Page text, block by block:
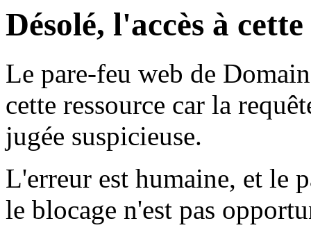
Désolé, l'accès à
Le pare-feu web de
cette ressource car la
jugée suspicieuse.
L'erreur est humaine, et le
le blocage n'est pas